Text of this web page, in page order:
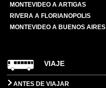
MONTEVIDEO A ARTIGAS
RIVERA A FLORIANOPOLIS
MONTEVIDEO A BUENOS AIRES
VIAJE
ANTES DE VIAJAR